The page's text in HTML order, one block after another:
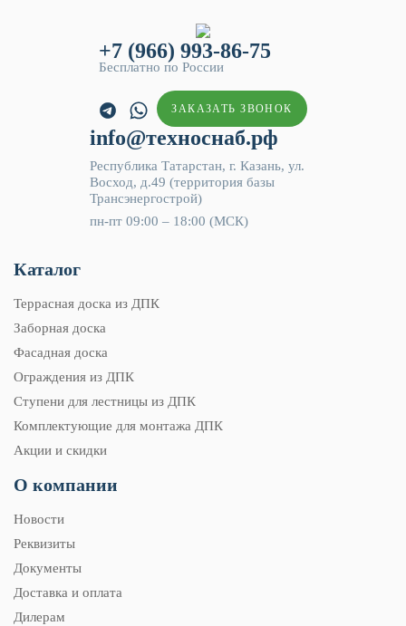
+7 (966) 993-86-75
Бесплатно по России
ЗАКАЗАТЬ ЗВОНОК
info@техноснаб.рф
Республика Татарстан, г. Казань, ул.
Восход, д.49 (территория базы
Трансэнергострой)
пн-пт 09:00 – 18:00 (МСК)
Каталог
Террасная доска из ДПК
Заборная доска
Фасадная доска
Ограждения из ДПК
Ступени для лестницы из ДПК
Комплектующие для монтажа ДПК
Акции и скидки
О компании
Новости
Реквизиты
Документы
Доставка и оплата
Дилерам